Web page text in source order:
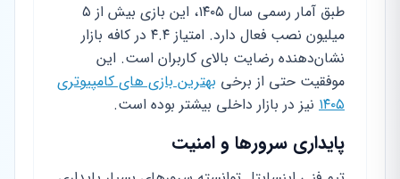
طبق آمار رسمی سال ۱۴۰۵، این بازی بیش از ۵
میلیون نصب فعال دارد. امتیاز ۴.۴ در کافه بازار
نشان‌دهنده رضایت بالای کاربران است. این
موفقیت حتی از برخی بهترین بازی های کامپیوتری
۱۴۰۵ نیز در بازار داخلی بیشتر بوده است.
پایداری سرورها و امنیت